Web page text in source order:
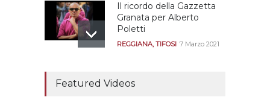
Il ricordo della Gazzetta
Granata per Alberto
Poletti
REGGIANA,TIFOSI 7 Marzo 2021
assistere agli allenamenti
Featured Videos